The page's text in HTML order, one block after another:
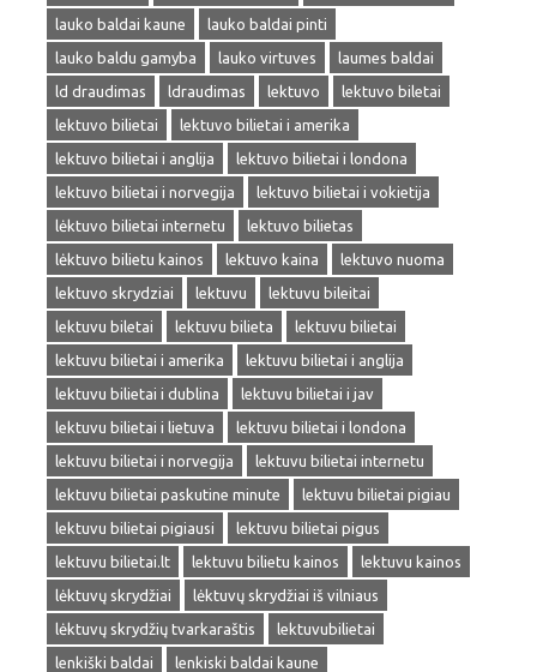
lauko baldai kaune
lauko baldai pinti
lauko baldu gamyba
lauko virtuves
laumes baldai
ld draudimas
ldraudimas lektuvo
lektuvo biletai
lektuvo bilietai
lektuvo bilietai i amerika
lektuvo bilietai i anglija
lektuvo bilietai i londona
lektuvo bilietai i norvegija
lektuvo bilietai i vokietija
lėktuvo bilietai internetu
lektuvo bilietas
lėktuvo bilietu kainos
lektuvo kaina
lektuvo nuoma
lektuvo skrydziai
lektuvu
lektuvu bileitai
lektuvu biletai
lektuvu bilieta
lektuvu bilietai
lektuvu bilietai i amerika
lektuvu bilietai i anglija
lektuvu bilietai i dublina
lektuvu bilietai i jav
lektuvu bilietai i lietuva
lektuvu bilietai i londona
lektuvu bilietai i norvegija
lektuvu bilietai internetu
lektuvu bilietai paskutine minute
lektuvu bilietai pigiau
lektuvu bilietai pigiausi
lektuvu bilietai pigus
lektuvu bilietai.lt
lektuvu bilietu kainos
lektuvu kainos
lėktuvų skrydžiai
lėktuvų skrydžiai iš vilniaus
lėktuvų skrydžių tvarkaraštis
lektuvubilietai
lenkiški baldai
lenkiski baldai kaune